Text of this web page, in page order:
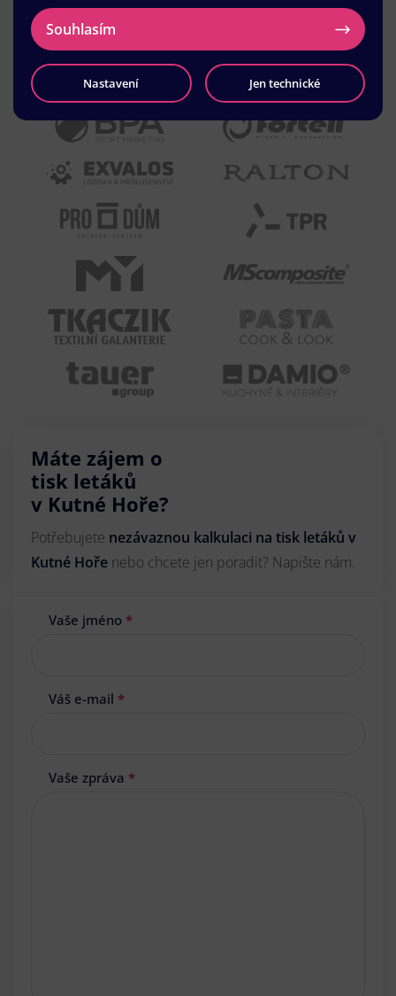
Máte zájem o
tisk letáků
v Kutné Hoře?
Potřebujete nezávaznou kalkulaci na tisk letáků v
Kutné Hoře nebo chcete jen poradit? Napište nám.
Vaše jméno *
Váš e-mail *
Vaše zpráva *
Souhlasím
Nastavení Jen technické